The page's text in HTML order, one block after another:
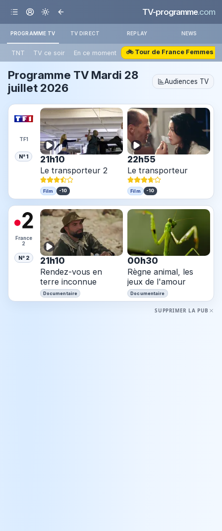
TV-programme.com
PROGRAMME TV TV DIRECT REPLAY NEWS
TNT TV ce soir En ce moment 🚲 Tour de France Femmes
Programme TV Mardi 28
juillet 2026
Audiences TV
TF1
N° 1 21h10
Le transporteur 2
Film -10
22h55
Le transporteur
Film -10
France
2
N° 2 21h10
Rendez-vous en
terre inconnue
Documentaire
00h30
Règne animal, les
jeux de l'amour
Documentaire
SUPPRIMER LA PUB